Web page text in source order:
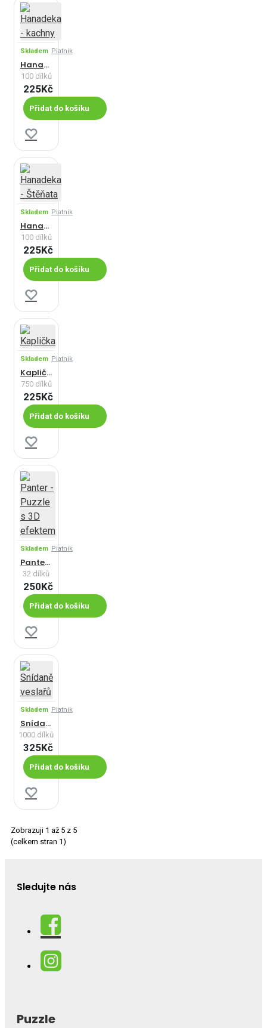
Skladem Piatnik
Hanadeka - kachny
100 dílků
225Kč
Přidat do košíku
Skladem Piatnik
Hanadeka - Štěňata
100 dílků
225Kč
Přidat do košíku
Skladem Piatnik
Kaplička
750 dílků
225Kč
Přidat do košíku
Skladem Piatnik
Panter - Puzzle s 3D efektem
32 dílků
250Kč
Přidat do košíku
Skladem Piatnik
Snídaně veslařů
1000 dílků
325Kč
Přidat do košíku
Zobrazuji 1 až 5 z 5
(celkem stran 1)
Sledujte nás
Puzzle